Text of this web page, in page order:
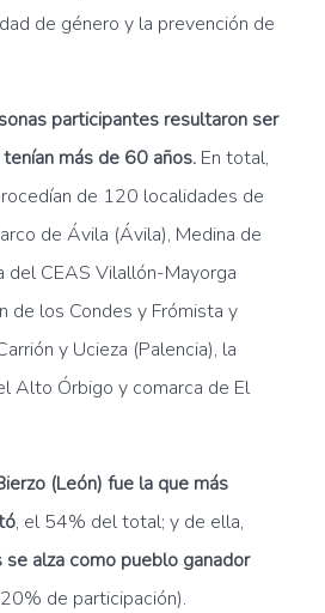
de género y la prevención de
participantes resultaron ser
más de 60 años. En total,
de 120 localidades de
de Ávila (Ávila), Medina de
del CEAS Vilallón-Mayorga
de los Condes y Frómista y
y Ucieza (Palencia), la
Alto Órbigo y comarca de El
(León) fue la que más
, el 54% del total; y de ella,
alza como pueblo ganador
de participación).